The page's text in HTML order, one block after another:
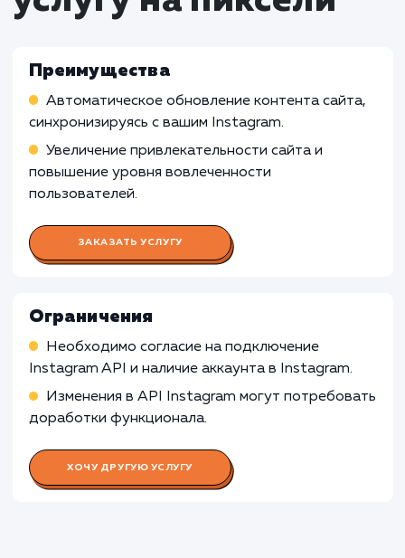
производственных компаний, у которых нет
социальными медиа. Их потребности и
приоритеты могут быть сосредоточены на
других аспектах бизнеса.
Корпоративные сайты: Для
сайтов, которые ориентированы на
продуктах или услугах, отображение
фотографий из Instagram может быть менее
от основного содержания и целей сайта.
Узнать почему
Раскладываем